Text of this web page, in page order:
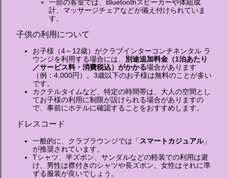
一部の客室では、Bluetoothスピーカーや体組成
計、マッサージチェアなどが備え付けられていま
す。
子供の利用について
お子様（4～12歳）がクラブインターコンチネンタル ラ
ウンジを利用する場合には、 別途追加料金（1泊あたり
／サービス料・消費税込）がかかる場合があります
（例：4,000円）。3歳以下のお子様は無料のことが多い
です。
カクテルタイムなど、特定の時間帯は、大人の空間とし
てお子様の利用に制限が設けられる場合がありますの
で、事前にホテルに確認することをおすすめします。
ドレスコード
一般的に、クラブラウンジでは「 スマートカジュアル」
が推奨されています。
Tシャツ、半ズボン、サンダルなどの軽装での利用は避
け、男性は襟付きのシャツや長ズボン、女性はそれに準
ずる服装が良いでしょう。